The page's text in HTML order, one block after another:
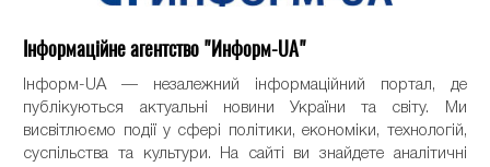
Інформаційне агентство "Информ-UA"
Інформ-UA — незалежний інформаційний портал, де
публікуються актуальні новини України та світу. Ми
висвітлюємо події у сфері політики, економіки, технологій,
суспільства та культури. На сайті ви знайдете аналітичні